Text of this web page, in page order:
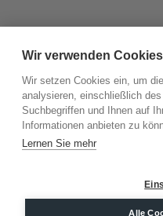
©2026.
Wir verwenden Cookies
Wir setzen Cookies ein, um
analysieren, einschließlich
Suchbegriffen und Ihnen auf
Informationen anbieten zu
Lernen Sie mehr
Alle